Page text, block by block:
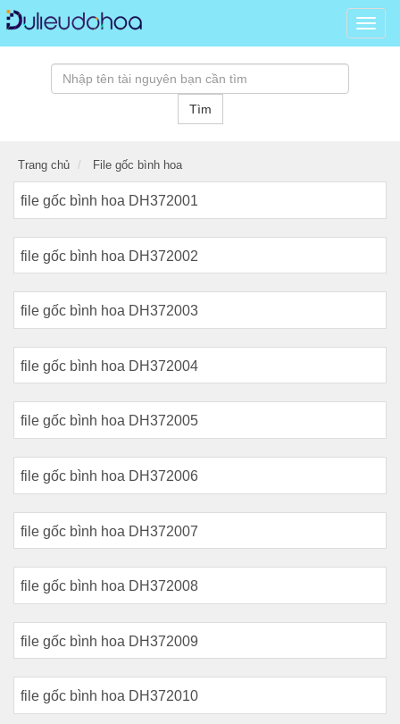
Dữ
liệu
ảnh,
miễn
phí...
Tìm
Trang chủ File gốc bình hoa
file gốc bình hoa DH372001
file gốc bình hoa DH372002
file gốc bình hoa DH372003
file gốc bình hoa DH372004
file gốc bình hoa DH372005
file gốc bình hoa DH372006
file gốc bình hoa DH372007
file gốc bình hoa DH372008
file gốc bình hoa DH372009
file gốc bình hoa DH372010